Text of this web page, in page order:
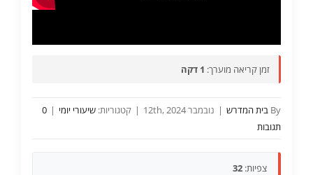
זמן קריאה מוערך: 1 דקה
By בית המדרש | נובמבר 12th, 2024 | קטגוריות: שיעורי יומי |
0
תגובות
צפיות: 32